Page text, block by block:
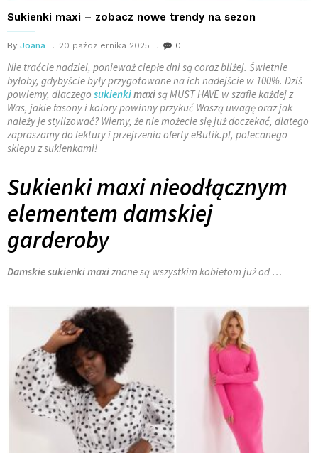
Sukienki maxi – zobacz nowe trendy na sezon
By Joana 20 października 2025 0
Nie traćcie nadziei, ponieważ ciepłe dni są coraz bliżej. Świetnie
byłoby, gdybyście były przygotowane na ich nadejście w 100%. Dziś
powiemy, dlaczego sukienkimaxisą MUST HAVE w szafie każdej z
Was, jakie fasony i kolory powinny przykuć Waszą uwagę oraz jak
należy je stylizować? Wiemy, że nie możecie się już doczekać, dlatego
zapraszamy do lektury i przejrzenia oferty eButik.pl, polecanego
sklepu z sukienkami!
Sukienki maxi nieodłącznym
elementem damskiej
garderoby
Damskie sukienki maxiznane są wszystkim kobietom już od …